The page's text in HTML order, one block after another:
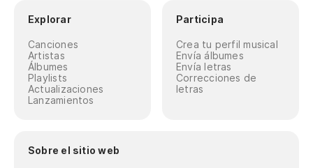
Explorar
Canciones
Artistas
Álbumes
Playlists
Actualizaciones
Lanzamientos
Participa
Crea tu perfil musical
Envía álbumes
Envía letras
Correcciones de
letras
Sobre el sitio web